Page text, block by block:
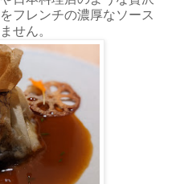
フレンチの濃厚なソース
せん。